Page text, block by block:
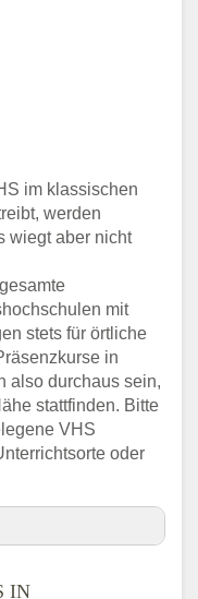
im klassischen
werden
wiegt aber nicht
mit
stets für örtliche
in
also durchaus sein,
stattfinden. Bitte
VHS
oder
IN